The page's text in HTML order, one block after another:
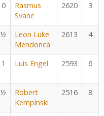
0
Rasmus
Svane
2620 3
½
Leon Luke
Mendonca
2613 4
1 Luis Engel 2593 6
½
Robert
Kempinski
2516 8